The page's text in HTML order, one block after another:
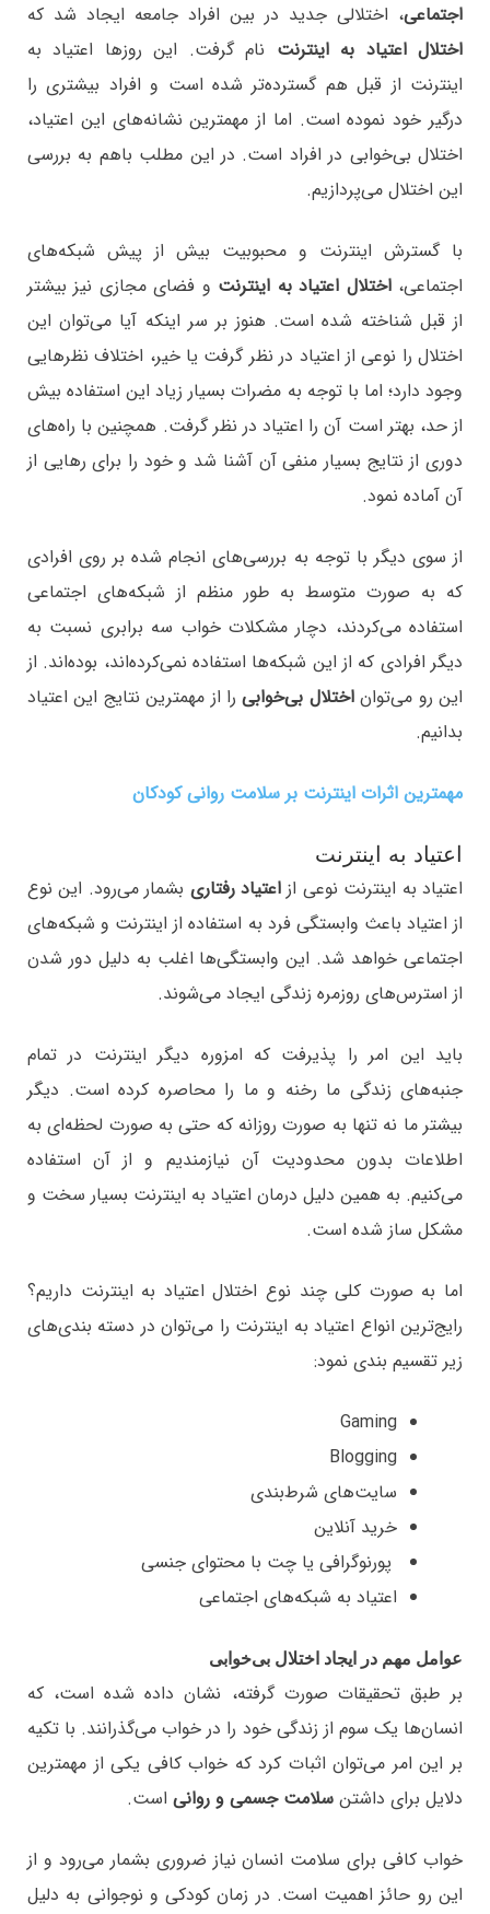
اجتماعی، اختلالی جدید در بین افراد جامعه ایجاد شد که
اختلال اعتیاد به اینترنت نام گرفت. این روزها اعتیاد به
اینترنت از قبل هم گسترده‌تر شده است و افراد بیشتری را
درگیر خود نموده است. اما از مهمترین نشانه‌های این اعتیاد،
اختلال بی‌خوابی در افراد است. در این مطلب باهم به بررسی
این اختلال می‌پردازیم.
با گسترش اینترنت و محبوبیت بیش از پیش شبکه‌های
اجتماعی،اختلال اعتیاد به اینترنت و فضای مجازی نیز بیشتر
از قبل شناخته شده است. هنوز بر سر اینکه آیا می‌توان این
اختلال را نوعی از اعتیاد در نظر گرفت یا خیر، اختلاف نظرهایی
وجود دارد؛ اما با توجه به مضرات بسیار زیاد این استفاده بیش
از حد، بهتر است آن را اعتیاد در نظر گرفت. همچنین با راه‌های
دوری از نتایج بسیار منفی آن آشنا شد و خود را برای رهایی از
آن آماده نمود.
از سوی دیگر با توجه به بررسی‌های انجام شده بر روی افرادی
که به صورت متوسط به طور منظم از شبکه‌های اجتماعی
استفاده می‌کردند، دچار مشکلات خواب سه برابری نسبت به
دیگر افرادی که از این شبکه‌ها استفاده نمی‌کرده‌اند، بوده‌اند. از
این رو می‌تواناختلال بی‌خوابیرا از مهمترین نتایج این اعتیاد
بدانیم.
مهمترین اثرات اینترنت بر سلامت روانی کودکان
اعتیاد به اینترنت
اعتیاد به اینترنت نوعی از اعتیاد رفتاری بشمار می‌رود. این نوع
از اعتیاد باعث وابستگی فرد به استفاده از اینترنت و شبکه‌های
اجتماعی خواهد شد. این وابستگی‌ها اغلب به دلیل دور شدن
از استرس‌های روزمره زندگی ایجاد می‌شوند.
باید این امر را پذیرفت که امزوره دیگر اینترنت در تمام
جنبه‌های زندگی ما رخنه و ما را محاصره کرده است. دیگر
بیشتر ما نه تنها به صورت روزانه که حتی به صورت لحظه‌ای به
اطلاعات بدون محدودیت آن نیازمندیم و از آن استفاده
می‌کنیم. به همین دلیل درمان اعتیاد به اینترنت بسیار سخت و
مشکل ساز شده است.
اما به صورت کلی چند نوع اختلال اعتیاد به اینترنت داریم؟
رایج‌ترین انواع اعتیاد به اینترنت را می‌توان در دسته بندی‌های
زیر تقسیم بندی نمود:
Gaming
Blogging
سایت‌های شرط‌بندی
خرید آنلاین
پورنوگرافی یا چت با محتوای جنسی
اعتیاد به شبکه‌های اجتماعی
عوامل مهم در ایجاد اختلال بی‌خوابی
بر طبق تحقیقات صورت گرفته، نشان داده شده است، که
انسان‌ها یک سوم از زندگی خود را در خواب می‌گذرانند. با تکیه
بر این امر می‌توان اثبات کرد که خواب کافی یکی از مهمترین
دلایل برای داشتن سلامت جسمی و روانی است.
خواب کافی برای سلامت انسان نیاز ضروری بشمار می‌رود و از
این رو حائز اهمیت است. در زمان کودکی و نوجوانی به دلیل